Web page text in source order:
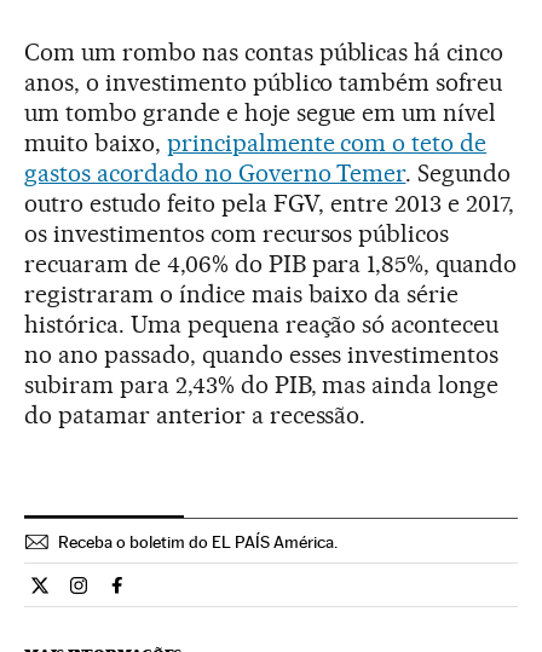
Com um rombo nas contas públicas há cinco
anos, o investimento público também sofreu
um tombo grande e hoje segue em um nível
muito baixo, principalmente com o teto de
gastos acordado no Governo Temer. Segundo
outro estudo feito pela FGV, entre 2013 e 2017,
os investimentos com recursos públicos
recuaram de 4,06% do PIB para 1,85%, quando
registraram o índice mais baixo da série
histórica. Uma pequena reação só aconteceu
no ano passado, quando esses investimentos
subiram para 2,43% do PIB, mas ainda longe
do patamar anterior a recessão.
Receba o boletim do EL PAÍS América.
Economia El País Brasil en Twitter
Economia El País Brasil en Instagram
Economia El País Brasil en Facebook